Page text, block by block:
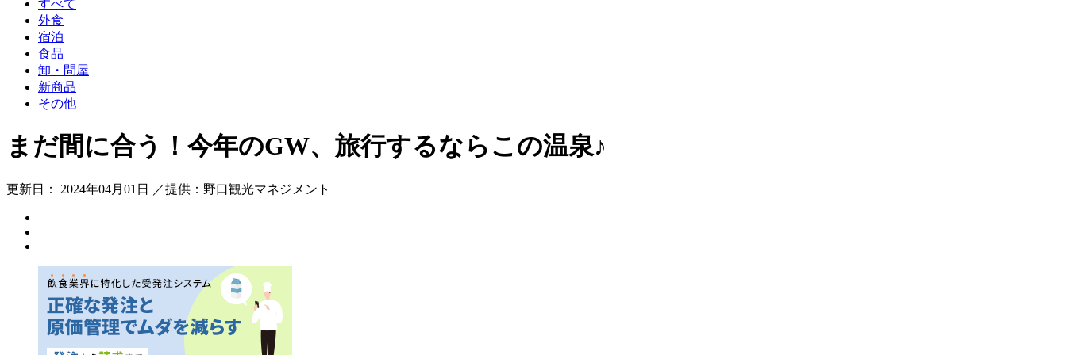
すべて
外食
宿泊
食品
卸・問屋
新商品
その他
まだ間に合う！今年のGW、旅行するならこの温泉♪
更新日： 2024年04月01日 ／提供：野口観光マネジメント